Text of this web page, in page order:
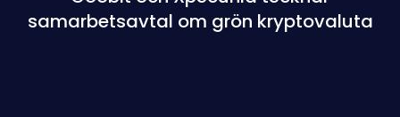
samarbetsavtal om grön kryptovaluta